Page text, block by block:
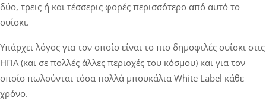
δύο, τρεις ή και τέσσερις φορές περισσότερο από αυτό το
ουίσκι.
Υπάρχει λόγος για τον οποίο είναι το πιο δημοφιλές ουίσκι στις
ΗΠΑ (και σε πολλές άλλες περιοχές του κόσμου) και για τον
οποίο πωλούνται τόσα πολλά μπουκάλια White Label κάθε
χρόνο.